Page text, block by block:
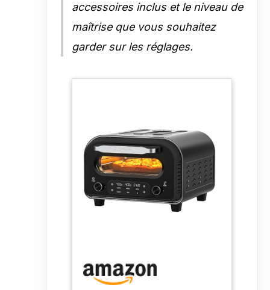
accessoires inclus et le niveau de
maîtrise que vous souhaitez
garder sur les réglages.